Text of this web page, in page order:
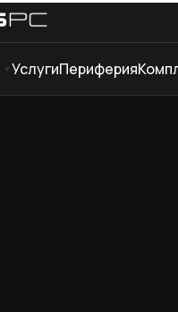
УслугиПериферия